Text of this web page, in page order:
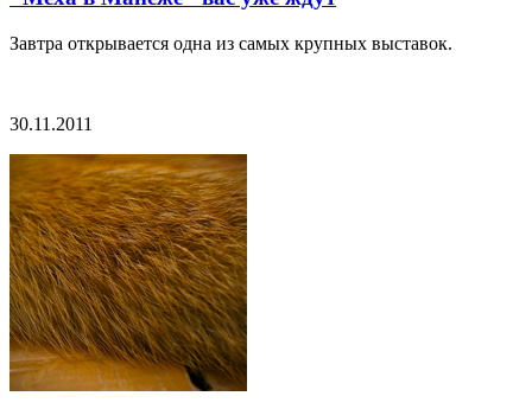
Завтра открывается одна из самых крупных выставок.
30.11.2011